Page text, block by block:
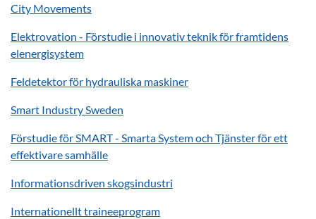
City Movements
Elektrovation - Förstudie i innovativ teknik för framtidens
elenergisystem
Feldetektor för hydrauliska maskiner
Smart Industry Sweden
Förstudie för SMART - Smarta System och Tjänster för ett
effektivare samhälle
Informationsdriven skogsindustri
Internationellt traineeprogram